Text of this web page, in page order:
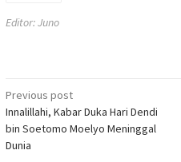
Editor: Juno
Post
navigation
Previous post
Innalillahi, Kabar Duka Hari Dendi
bin Soetomo Moelyo Meninggal
Dunia